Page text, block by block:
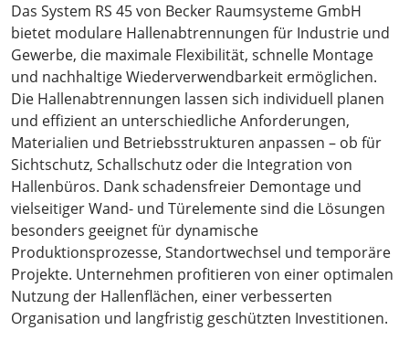
Das System RS 45 von Becker Raumsysteme GmbH
bietet modulare Hallenabtrennungen für Industrie und
Gewerbe, die maximale Flexibilität, schnelle Montage
und nachhaltige Wiederverwendbarkeit ermöglichen.
Die Hallenabtrennungen lassen sich individuell planen
und effizient an unterschiedliche Anforderungen,
Materialien und Betriebsstrukturen anpassen – ob für
Sichtschutz, Schallschutz oder die Integration von
Hallenbüros. Dank schadensfreier Demontage und
vielseitiger Wand- und Türelemente sind die Lösungen
besonders geeignet für dynamische
Produktionsprozesse, Standortwechsel und temporäre
Projekte. Unternehmen profitieren von einer optimalen
Nutzung der Hallenflächen, einer verbesserten
Organisation und langfristig geschützten Investitionen.